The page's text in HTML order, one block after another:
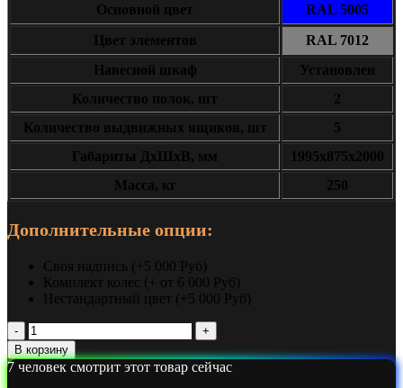
Основной цвет
RAL 5005
Цвет элементов
RAL 7012
Навесной шкаф
Установлен
Количество полок, шт
2
Количество выдвижных ящиков, шт
5
Габариты ДxШxВ, мм
1995х875х2000
Масса, кг
250
Дополнительные опции:
Своя надпись (+5 000 Руб)
Комплект колес (+ от 6 000 Руб)
Нестандартный цвет (+5 000 Руб)
Количество
Верстак
для
производства
В корзину
7 человек смотрит этот товар сейчас